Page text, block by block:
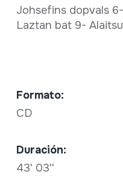
Johsefins dopvals
Laztan bat 9-
Formato:
CD
Duración:
43' 03''